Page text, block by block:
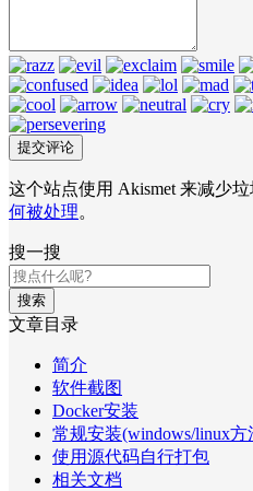
这个站点使用 Akismet 来减少垃
何被处理。
搜一搜
搜索
文章目录
简介
软件截图
Docker安装
常规安装(windows/linux
使用源代码自行打包
相关文档